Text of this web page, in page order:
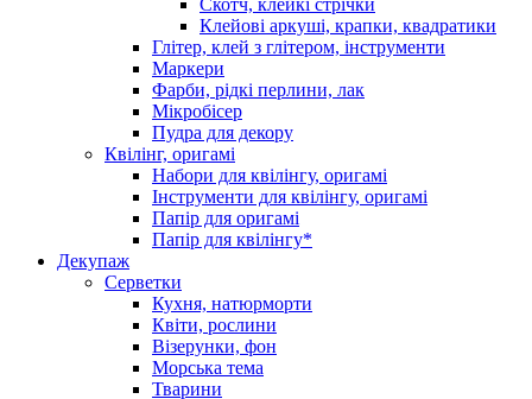
Клейові аркуші, крапки, квадратики
Глітер, клей з глітером, інструменти
Маркери
Фарби, рідкі перлини, лак
Мікробісер
Пудра для декору
Квілінг, оригамі
Набори для квілінгу, оригамі
Інструменти для квілінгу, оригамі
Папір для оригамі
Папір для квілінгу*
Декупаж
Серветки
Кухня, натюрморти
Квіти, рослини
Візерунки, фон
Морська тема
Тварини